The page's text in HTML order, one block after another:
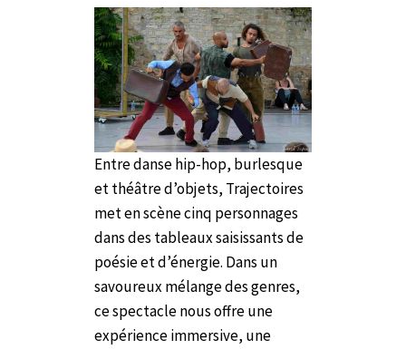
Entre danse hip-hop, burlesque
et théâtre d’objets, Trajectoires
met en scène cinq personnages
dans des tableaux saisissants de
poésie et d’énergie. Dans un
savoureux mélange des genres,
ce spectacle nous offre une
expérience immersive, une